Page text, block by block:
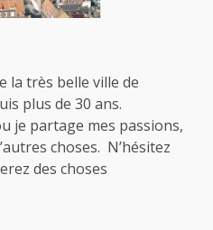
la très belle ville de
plus de 30 ans.
je partage mes passions,
choses. N’hésitez
des choses